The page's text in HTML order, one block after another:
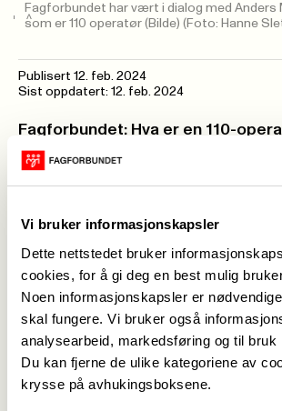
Vi bruker informasjonskapsler
Dette nettstedet bruker
cookies, for å gi deg en best mulig
Noen informasjonskapsler er
skal fungere. Vi bruker også
analysearbeid, markedsføring og til bruk
Du kan fjerne de ulike kategoriene av
krysse på avhukingsboksene.
Fagforbundet har vært i dialog med Anders
som er 110 operatør (Bilde) (Foto: Hanne
Publisert 12. feb. 2024
Sist oppdatert: 12. feb. 2024
Fagforbundet: Hva er en 110-
110 operatøren mottar
alarmkunder, som har automatisk
Fagforbundet: Hvilke utfordringer
operatøren på jobb?
Tulleringinger, for dette binder opp
tar opp kapasitet, falske
brannalarmer tar tid og ressurser